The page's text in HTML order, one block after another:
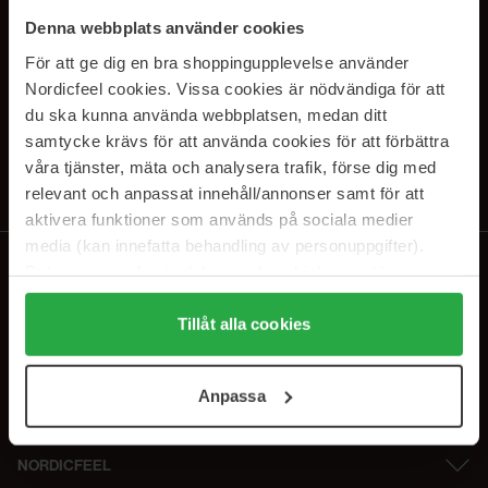
Denna webbplats använder cookies
För att ge dig en bra shoppingupplevelse använder
Nordicfeel cookies. Vissa cookies är nödvändiga för att
du ska kunna använda webbplatsen, medan ditt
samtycke krävs för att använda cookies för att förbättra
våra tjänster, mäta och analysera trafik, förse dig med
relevant och anpassat innehåll/annonser samt för att
aktivera funktioner som används på sociala medier
media (kan innefatta behandling av personuppgifter).
Genom att trycka på "Tillåt alla cookies" accepterar du
alla cookies, medan du under "Detaljer" kan anpassa
användningen av cookies. Du kan när som helst återkalla
samt vår Integritetspolicy.
Tillåt alla cookies
Anpassa
SUBSCRIBE TO OUR
NEWSLETTER
E-postadresse
Ved å abonnere godtar du vårpersonvernerklæring. Du kan melde deg
NORDICFEEL